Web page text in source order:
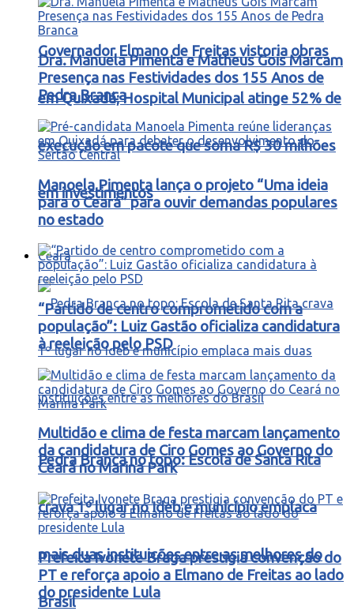
Governador Elmano de Freitas vistoria obras
em Quixadá; Hospital Municipal atinge 52% de
execução em pacote que soma R$ 30 milhões
em investimentos
Ceará
Pedra Branca no topo: Escola de Santa Rita
crava 1º lugar no Ideb e município emplaca
mais duas instituições entre as melhores do
Brasil
Dra. Manuela Pimenta e Matheus Gois Marcam
Presença nas Festividades dos 155 Anos de
Pedra Branca
Manoela Pimenta lança o projeto “Uma ideia
para o Ceará” para ouvir demandas populares
no estado
“Partido de centro comprometido com a
população”: Luiz Gastão oficializa candidatura
à reeleição pelo PSD
Multidão e clima de festa marcam lançamento
da candidatura de Ciro Gomes ao Governo do
Ceará no Marina Park
Prefeita Ivonete Braga prestigia convenção do
PT e reforça apoio a Elmano de Freitas ao lado
do presidente Lula